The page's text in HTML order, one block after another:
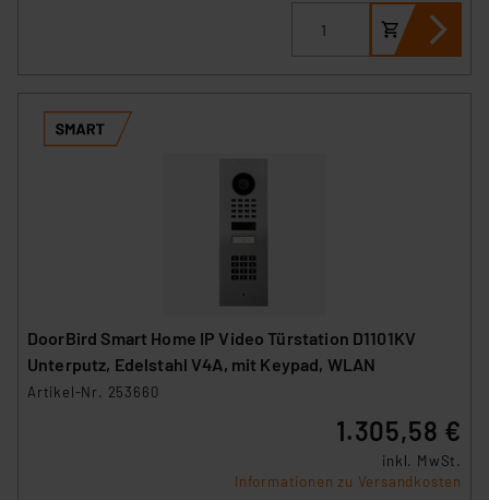
(1) lit. a DSGVO. Nähere Infos zu diesen Drittanbietern
und zu der jeweiligen Datenübermittlung erhalten Sie in
dass die USA als Land mit unzureichendem
Datenschutz nach EU-Standards eingestuft wird. So
besteht etwa das Risiko, dass US-Behörden
personenbezogene Daten in
Überwachungsprogrammen verarbeiten, ohne dass
hiergegen Klagemöglichkeiten für Europäer bestehen.
Unsere Kooperation mit diesen Dienstleistern stützt
sich auf die Standarddatenschutzklauseln der
insbesondere der Art der übermittelten Daten,
DoorBird Smart Home IP Video Türstation D1101KV
Unterputz, Edelstahl V4A, mit Keypad, WLAN
Artikel-Nr. 253660
1.305,58 €
inkl. MwSt.
Informationen zu Versandkosten